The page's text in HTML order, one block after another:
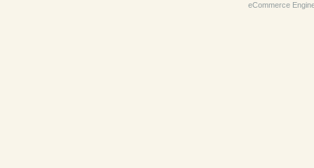
eCommerce